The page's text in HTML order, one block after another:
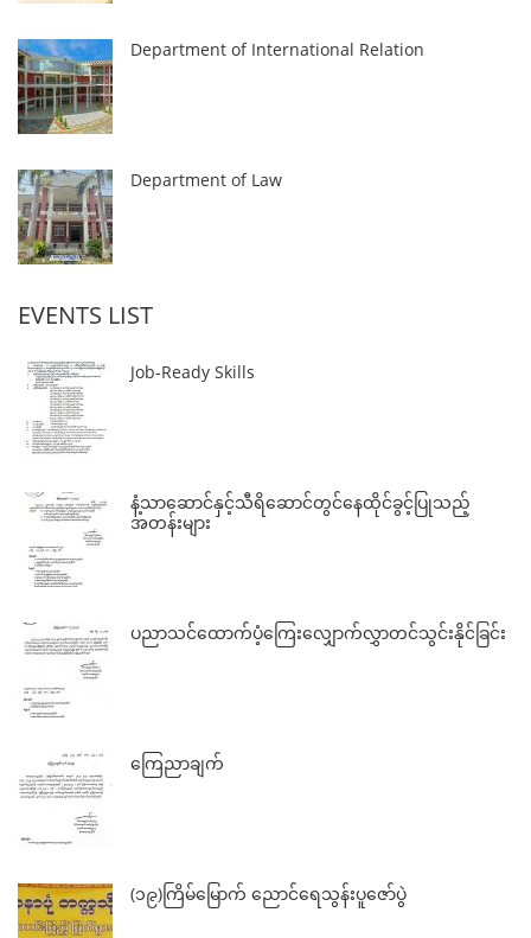
Department of International Relation
Department of Law
EVENTS LIST
Job-Ready Skills
နံ့သာဆောင်နှင့်သီရိဆောင်တွင်နေထိုင်ခွင့်ပြုသည့်
အတန်းများ
ပညာသင်ထောက်ပံ့ကြေးလျှောက်လွှာတင်သွင်းနိုင်ခြင်း
ကြေညာချက်
(၁၉)ကြိမ်မြောက် ညောင်ရေသွန်းပူဇော်ပွဲ